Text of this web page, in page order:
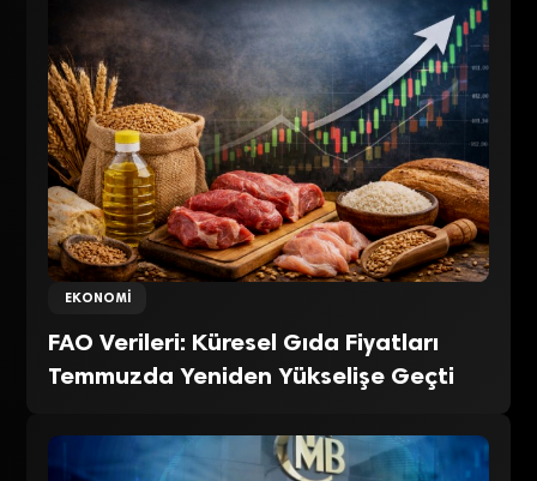
EKONOMI
FAO Verileri: Küresel Gıda Fiyatları
Temmuzda Yeniden Yükselişe Geçti